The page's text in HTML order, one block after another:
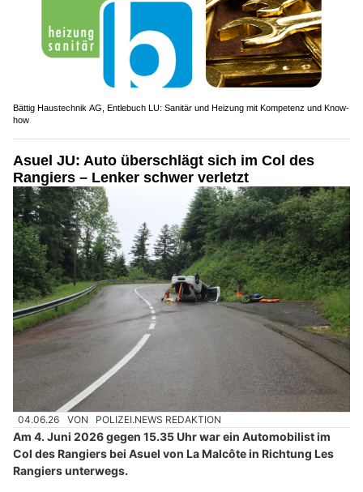
Bättig Haustechnik AG, Entlebuch LU: Sanitär und Heizung mit Kompetenz und Know-
how
Asuel JU: Auto überschlägt sich im Col des
Rangiers – Lenker schwer verletzt
04.06.26 VON POLIZEI.NEWS REDAKTION
Am 4. Juni 2026 gegen 15.35 Uhr war ein Automobilist im
Col des Rangiers bei Asuel von La Malcôte in Richtung Les
Rangiers unterwegs.